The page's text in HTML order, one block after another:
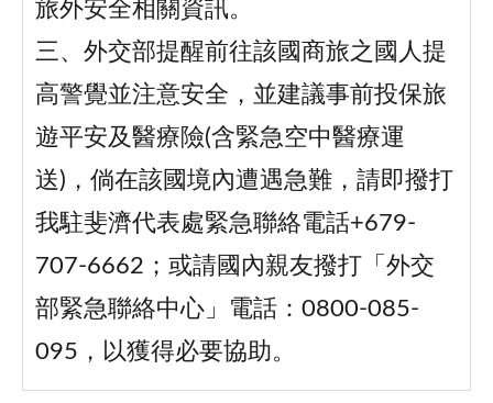
旅外安全相關資訊。
三、外交部提醒前往該國商旅之國人提
高警覺並注意安全，並建議事前投保旅
遊平安及醫療險(含緊急空中醫療運
送)，倘在該國境內遭遇急難，請即撥打
我駐斐濟代表處緊急聯絡電話+679-
707-6662；或請國內親友撥打「外交
部緊急聯絡中心」電話：0800-085-
095，以獲得必要協助。